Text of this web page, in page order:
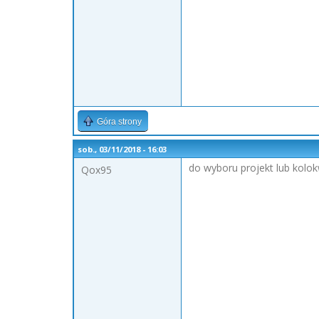
Góra strony
sob., 03/11/2018 - 16:03
Qox95
do wyboru projekt lub